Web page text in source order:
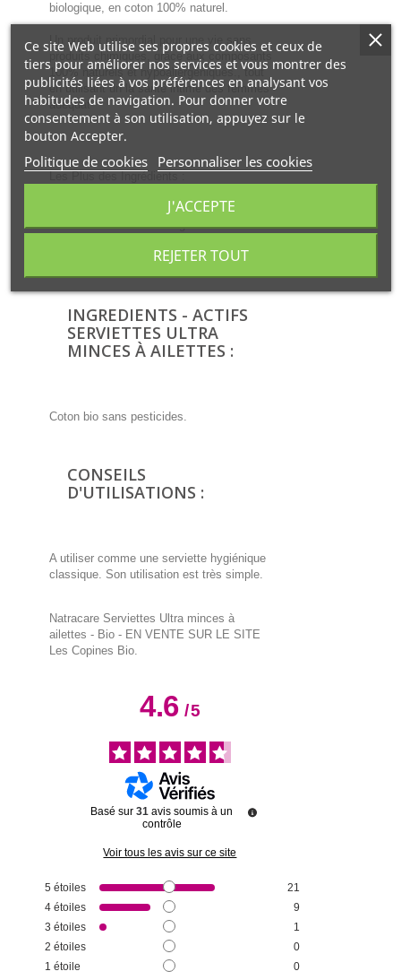
biologique, en coton 100% naturel.
Un produit primordial pour une vie sans
produits chimiques, grâce aux composants
100% naturels et hypoallergéniques., tout
en utilisant un la santé intime des femmes
adéquat
- Activité : contre des saignements
- Label : Bio
INGREDIENTS - ACTIFS
SERVIETTES ULTRA
MINCES À AILETTES :
Coton bio sans pesticides.
CONSEILS
D'UTILISATIONS :
A utiliser comme une serviette hygiénique
classique. Son utilisation est très simple.
Natracare Serviettes Ultra minces à
ailettes - Bio - EN VENTE SUR LE SITE
Les Copines Bio.
4.6/5
Basé sur31 avis soumis à un
contrôle
Voir tous les avis sur ce site
5 étoiles
21
4 étoiles
9
3 étoiles
1
2 étoiles
0
1 étoile 0
Ce site Web utilise ses propres cookies et ceux de
tiers pour améliorer nos services et vous montrer des
publicités liées à vos préférences en analysant vos
habitudes de navigation. Pour donner votre
consentement à son utilisation, appuyez sur le
bouton Accepter.
Politique de cookies Personnaliser les cookies
REJETER TOUT
J'ACCEPTE